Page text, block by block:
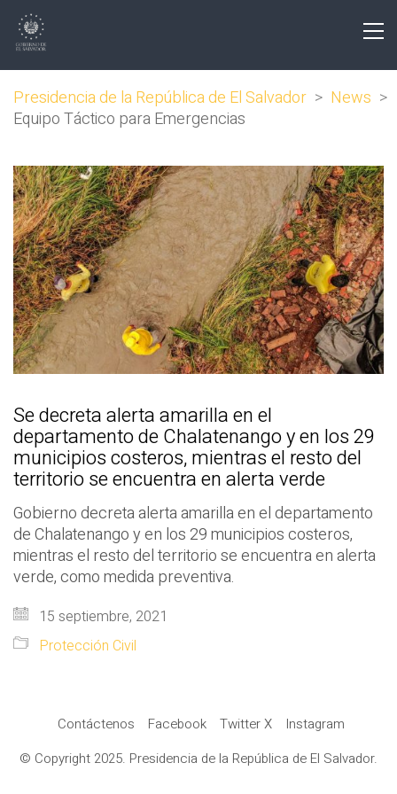
Presidencia de la República de El Salvador > News >
Equipo Táctico para Emergencias
Se decreta alerta amarilla en el
departamento de Chalatenango y en los 29
municipios costeros, mientras el resto del
territorio se encuentra en alerta verde
Gobierno decreta alerta amarilla en el departamento
de Chalatenango y en los 29 municipios costeros,
mientras el resto del territorio se encuentra en alerta
verde, como medida preventiva.
15 septiembre, 2021
Protección Civil
Contáctenos Facebook Twitter X
Instagram
© Copyright 2025. Presidencia de la República de El Salvador.